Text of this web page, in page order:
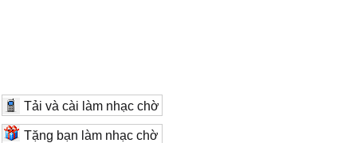
Tải và cài làm nhạc chờ
Tặng bạn làm nhạc chờ